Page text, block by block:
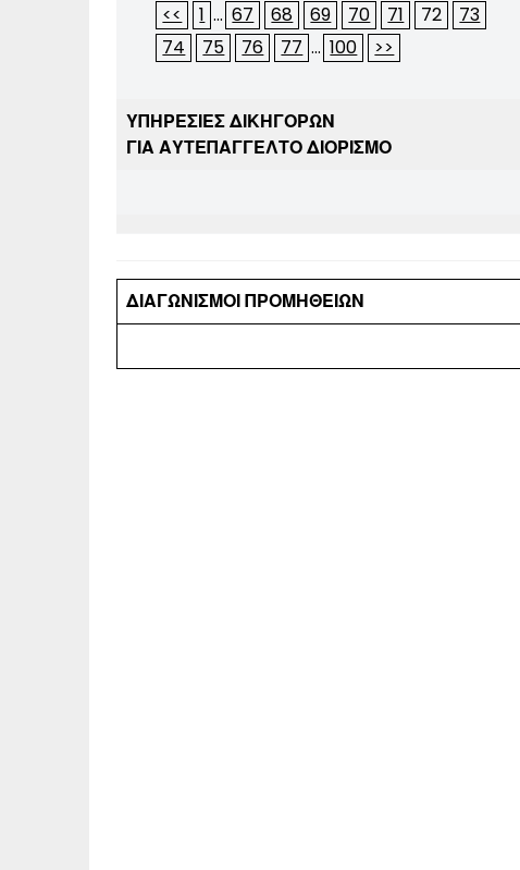
<< 1 ... 67 68 69 70 71 72
73
74
75 76 77 ... 100 >>
ΥΠΗΡΕΣΙΕΣ ΔΙΚΗΓΟΡΩΝ
ΓΙΑ ΑΥΤΕΠΑΓΓΕΛΤΟ ΔΙΟΡΙΣΜΟ
ΔΙΑΓΩΝΙΣΜΟΙ ΠΡΟΜΗΘΕΙΩΝ